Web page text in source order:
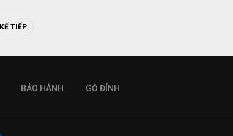
KẾ TIẾP
BẢO HÀNH GỖ ĐỈNH